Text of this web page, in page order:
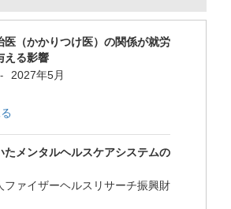
医（かかりつけ医）の関係が就労
える影響
-
2027年5月
たメンタルヘルスケアシステムの
ファイザーヘルスリサーチ振興財